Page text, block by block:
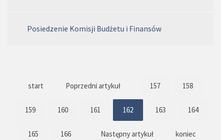
Posiedzenie Komisji Budżetu i Finansów
start Poprzedni artykuł 157 158
159 160 161 162 163 164
165 166 Następny artykuł koniec